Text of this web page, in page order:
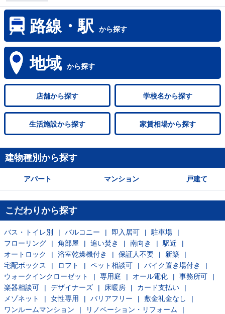
路線・駅 から探す
地域 から探す
店舗から探す 学校名から探す
生活施設から探す 家賃相場から探す
建物種別から探す
アパート マンション 戸建て
こだわりから探す
バス・トイレ別 バルコニー 即入居可
駐車場
フローリング
角部屋 追い焚き 南向き
駅近
オートロック
浴室乾燥機付き 保証人不要
新築
宅配ボックス
ロフト ペット相談可
バイク置き場付き
ウォークインクローゼット
専用庭 オール電化
事務所可
楽器相談可
デザイナーズ 床暖房
カード支払い
メゾネット
女性専用 バリアフリー
敷金礼金なし
ワンルームマンション
リノベーション・リフォーム